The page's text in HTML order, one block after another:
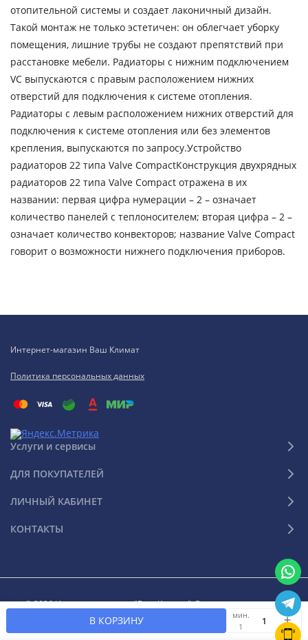
В КОРЗИНУ
мин.
1
отопительной системы и создает лаконичный дизайн.
Такой монтаж не только эстетичен: он облегчает уборку
помещения, лишние трубы не создают препятствий при
расстановке мебели. Радиаторы с нижним подключением
VC выпускаются с правым расположением нижних
отверстий для подключения к системе отопления.
Радиаторы с левым расположением нижних отверстий для
подключения к системе отопления или без элементов
крепления, выпускаются по запросу.Устройство
радиаторов 22 типа Valve CompactКонструкция двухрядных
радиаторов 22 типа Valve Compact отражена в их
названии: первая цифра нумерации – 2 – означает
количество панелей с теплоносителем; вторая цифра – 2 –
означает количество конвекторов; название Valve Compact
говорит о возможности нижнего подключения приборов.
Интернет-магазин Ваш Климат
Политика персональных данных
Услуги и сервисы
ДЛЯ ПОКУПАТЕЛЕЙ
ЛИЧНЫЙ КАБИНЕТ
КОНТАКТЫ
© 2026 Интернет-магазин "Ваш Климат". Все права защищены